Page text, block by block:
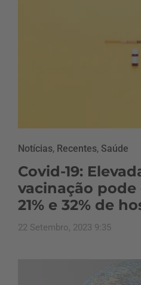
Notícias, Recentes, Saúde
Covid-19:
vacinação
21% e 32% de
22 Setembro, 2023 9:35